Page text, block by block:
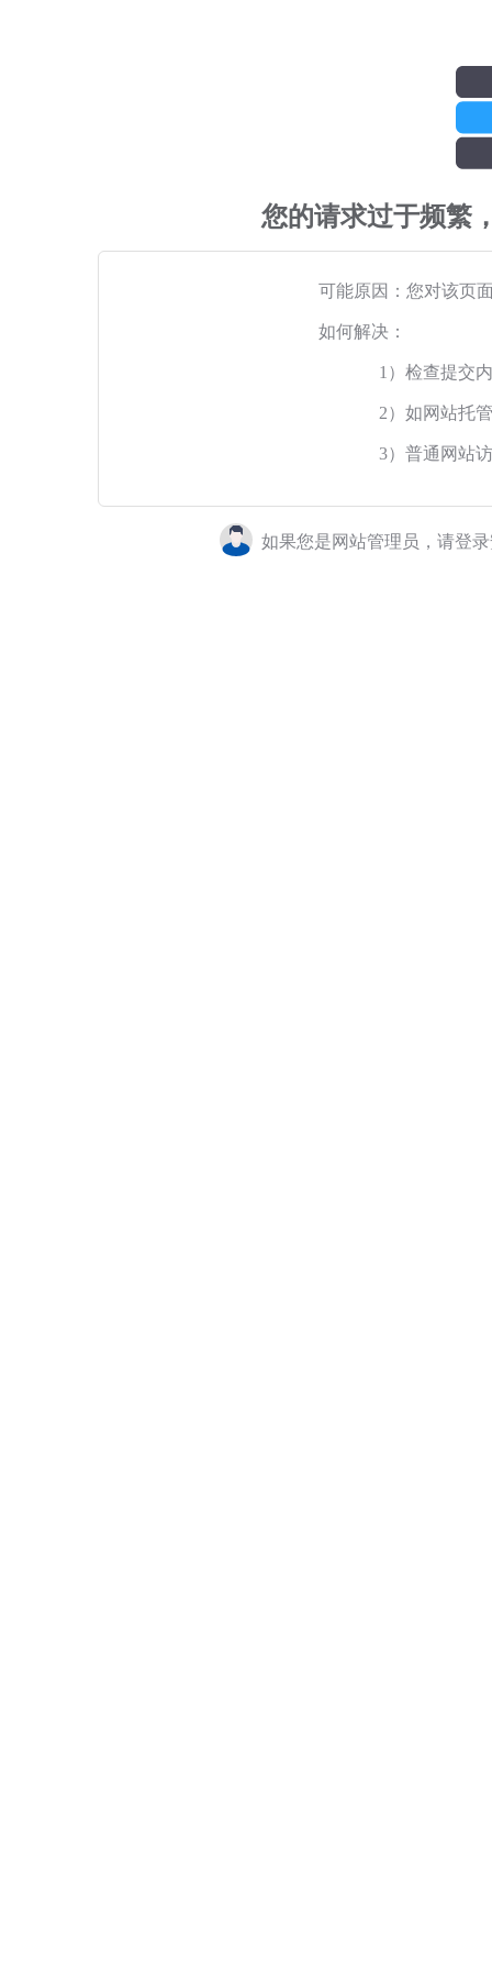
您的请求过于频繁
可能原因：您对该页
如何解决：
1）检查提交
2）如网站托
3）普通网站
如果您是网站管理员，请登